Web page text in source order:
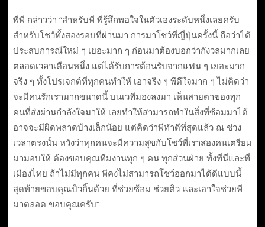
พีพี กล่าวว่า “สำหรับพี พีรู้สึกพอใจในตัวเองระดับหนึ่งเลยครับ
สำหรับโชว์ทั้งสองรอบที่ผ่านมา การมาโชว์ที่ญี่ปุ่นครั้งนี้ ถือว่าได้
ประสบการณ์ใหม่ ๆ เยอะมาก ๆ ก่อนมาต้องบอกว่ากังวลมากเลย
ตลอดเวลาเดือนหนึ่ง แต่ได้รับการต้อนรับจากแฟน ๆ เยอะมาก
จริง ๆ ทั้งโปรเจกต์ที่ทุกคนทำให้ เอาจริง ๆ พีดีใจมาก ๆ ไม่คิดว่า
จะมีคนรักเรามากขนาดนี้ บนเวทีมองลงมา เห็นสายตาของทุก
คนที่ส่งผ่านกำลังใจมาให้ เลยทำให้สามารถทำในสิ่งที่ซ้อมมาได้
อาจจะมีผิดพลาดบ้างเล็กน้อย แต่คิดว่าพีทำดีที่สุดแล้ว ณ ช่วง
เวลาตรงนั้น หวังว่าทุกคนจะมีความสุขกับโชว์ที่เราสองคนเตรียม
มามอบให้ ต้องขอบคุณทีมงานทุก ๆ คน ทุกส่วนฝ่าย ทั้งที่นี่และที่
เมืองไทย ถ้าไม่มีทุกคน พีคงไม่สามารถโชว์ออกมาได้ดีแบบนี้
สุดท้ายขอบคุณบิวกิ้นด้วย ที่ช่วยซ้อม ช่วยติว และเอาใจช่วยพี
มาตลอด ขอบคุณครับ”